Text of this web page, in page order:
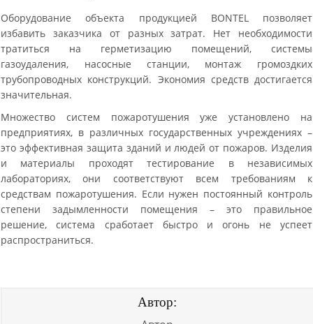
Оборудование объекта продукцией BONTEL позволяет
избавить заказчика от разных затрат. Нет необходимости
тратиться на герметизацию помещений, системы
газоудаления, насосные станции, монтаж громоздких
трубопроводных конструкций. Экономия средств достигается
значительная.
Множество систем пожаротушения уже установлено на
предприятиях, в различных государственных учреждениях –
это эффективная защита зданий и людей от пожаров. Изделия
и материалы проходят тестирование в независимых
лабораториях, они соответствуют всем требованиям к
средствам пожаротушения. Если нужен постоянный контроль
степени задымленности помещения – это правильное
решение, система сработает быстро и огонь не успеет
распространиться.
Автор: